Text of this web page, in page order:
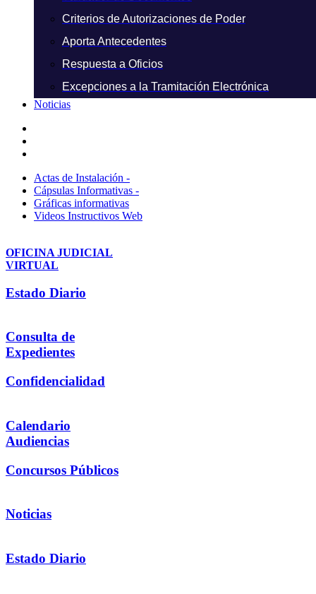
Criterios de Autorizaciones de Poder
Aporta Antecedentes
Respuesta a Oficios
Excepciones a la Tramitación Electrónica
Noticias
Actas de Instalación -
Cápsulas Informativas -
Gráficas informativas
Videos Instructivos Web
OFICINA JUDICIAL
VIRTUAL
Estado Diario
Consulta de
Expedientes
Confidencialidad
Calendario
Audiencias
Concursos Públicos
Noticias
Estado Diario